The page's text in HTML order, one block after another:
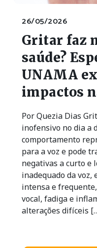
26/05/2026
Gritar faz
saúde?
UNAMA
impactos
Por Quezia Dias
inofensivo no dia a
comportamento
para a voz e pode
negativas a curto e
inadequado da
intensa e
vocal, fadiga e
alterações difíceis